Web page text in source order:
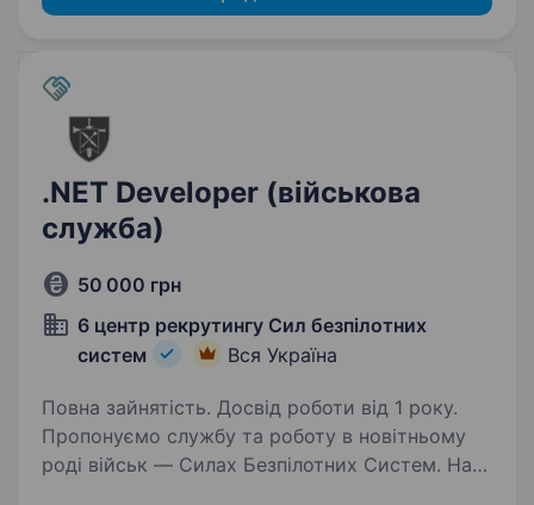
.NET Developer (військова
служба)
50 000 грн
6 центр рекрутингу Сил безпілотних
систем
Вся Україна
Повна зайнятість. Досвід роботи від 1 року.
Пропонуємо службу та роботу в новітньому
роді військ — Силах Безпілотних Систем. Наш